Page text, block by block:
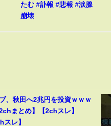
たむ #訃報 #悲報 #涙腺
崩壊
、秋田へ2兆円を投資ｗｗｗ
まとめ】【2chスレ】
スレ】